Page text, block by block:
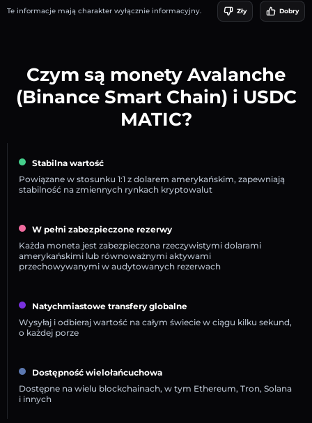
Te informacje mają charakter wyłącznie informacyjny. Zły Dobry
Czym są monety Avalanche
(Binance Smart Chain) i USDC
MATIC?
Stabilna wartość
Powiązane w stosunku 1:1 z dolarem amerykańskim, zapewniają
stabilność na zmiennych rynkach kryptowalut
W pełni zabezpieczone rezerwy
Każda moneta jest zabezpieczona rzeczywistymi dolarami
amerykańskimi lub równoważnymi aktywami
przechowywanymi w audytowanych rezerwach
Natychmiastowe transfery globalne
Wysyłaj i odbieraj wartość na całym świecie w ciągu kilku sekund,
o każdej porze
Dostępność wielołańcuchowa
Dostępne na wielu blockchainach, w tym Ethereum, Tron, Solana
i innych